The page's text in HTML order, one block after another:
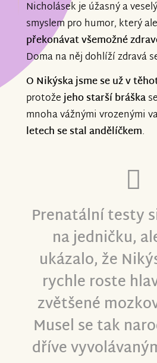
pokračovat v intenzivních
neurorehabilitacích a
cestu do Vídně, kde se
ortézek a bude
upravování a další
Děkujeme, že jste
Nicholásek je úžasný a
smyslem pro humor, který
překonávat všemožné
Doma na něj dohlíží zdravá
O Nikýska jsme se už v
protožejeho starší bráška
mnoha vážnými vrozenými
letech se stal andělíčkem.
Prenatální testy
na jedničku,
ukázalo, že
rychle roste
zvětšené
Musel se tak
dříve